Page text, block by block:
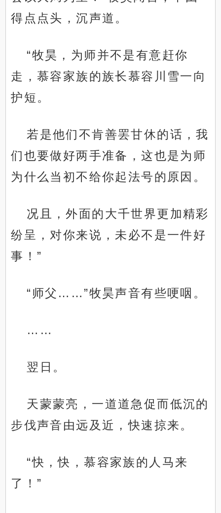
得点点头，沉声道。
“牧昊，为师并不是有意赶你
走，慕容家族的族长慕容川雪一向
护短。
若是他们不肯善罢甘休的话，我
们也要做好两手准备，这也是为师
为什么当初不给你起法号的原因。
况且，外面的大千世界更加精彩
纷呈，对你来说，未必不是一件好
事！”
“师父……”牧昊声音有些哽咽。
……
翌日。
天蒙蒙亮，一道道急促而低沉的
步伐声音由远及近，快速掠来。
“快，快，慕容家族的人马来
了！”